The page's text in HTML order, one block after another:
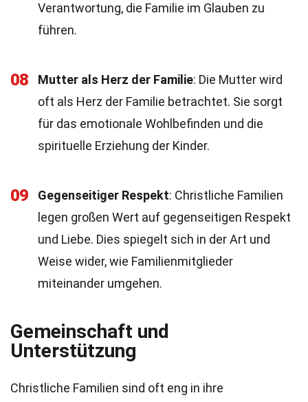
Verantwortung, die Familie im Glauben zu
führen.
08 Mutter als Herz der Familie: Die Mutter wird
oft als Herz der Familie betrachtet. Sie sorgt
für das emotionale Wohlbefinden und die
spirituelle Erziehung der Kinder.
09 Gegenseitiger Respekt: Christliche Familien
legen großen Wert auf gegenseitigen Respekt
und Liebe. Dies spiegelt sich in der Art und
Weise wider, wie Familienmitglieder
miteinander umgehen.
Gemeinschaft und
Unterstützung
Christliche Familien sind oft eng in ihre